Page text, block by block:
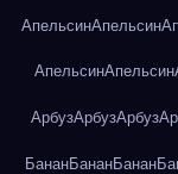
АпельсинАпельсин
АпельсинАпельсин
АрбузАрбузАрбуз
БананБананБанан